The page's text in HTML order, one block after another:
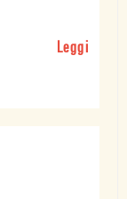
Leggi